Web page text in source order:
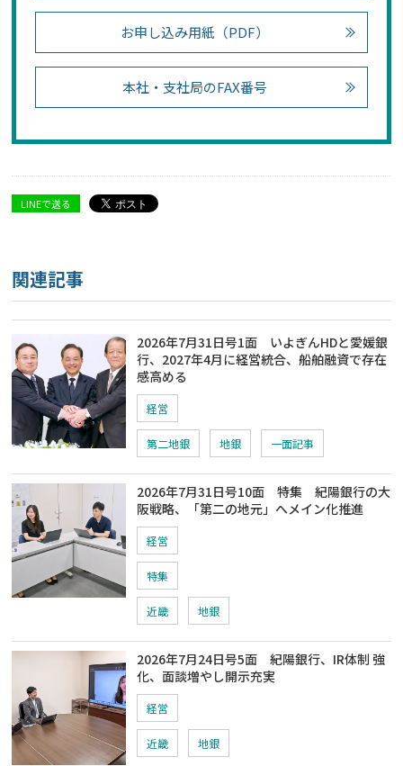
お申し込み用紙（PDF）
本社・支社局のFAX番号
LINEで送る
関連記事
2026年7月31日号1面 いよぎんHDと愛媛銀
行、2027年4月に経営統合、船舶融資で存在
感高める
経営
第二地銀 地銀 一面記事
2026年7月31日号10面 特集 紀陽銀行の大
阪戦略、「第二の地元」へメイン化推進
経営
特集
近畿 地銀
2026年7月24日号5面 紀陽銀行、IR体制 強
化、面談増やし開示充実
経営
近畿 地銀